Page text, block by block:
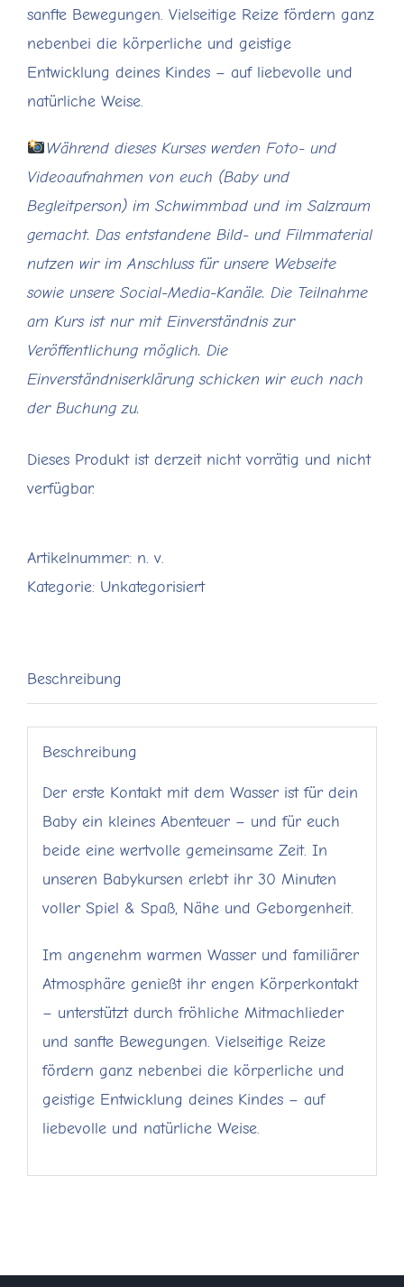
sanfte Bewegungen. Vielseitige Reize fördern ganz
nebenbei die körperliche und geistige
Entwicklung deines Kindes – auf liebevolle und
natürliche Weise.
Während dieses Kurses werden Foto- und
Videoaufnahmen von euch (Baby und
Begleitperson) im Schwimmbad und im Salzraum
gemacht. Das entstandene Bild- und Filmmaterial
nutzen wir im Anschluss für unsere Webseite
sowie unsere Social-Media-Kanäle. Die Teilnahme
am Kurs ist nur mit Einverständnis zur
Veröffentlichung möglich. Die
Einverständniserklärung schicken wir euch nach
der Buchung zu.
Dieses Produkt ist derzeit nicht vorrätig und nicht
verfügbar.
Artikelnummer: n. v.
Kategorie: Unkategorisiert
Beschreibung
Beschreibung
Der erste Kontakt mit dem Wasser ist für dein
Baby ein kleines Abenteuer – und für euch
beide eine wertvolle gemeinsame Zeit. In
unseren Babykursen erlebt ihr 30 Minuten
voller Spiel & Spaß, Nähe und Geborgenheit.
Im angenehm warmen Wasser und familiärer
Atmosphäre genießt ihr engen Körperkontakt
– unterstützt durch fröhliche Mitmachlieder
und sanfte Bewegungen. Vielseitige Reize
fördern ganz nebenbei die körperliche und
geistige Entwicklung deines Kindes – auf
liebevolle und natürliche Weise.